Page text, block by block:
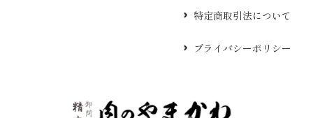
特定商取引法について
プライバシーポリシー